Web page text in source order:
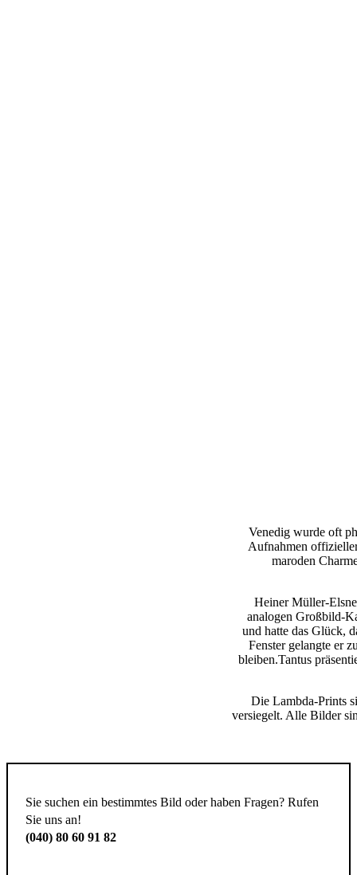
Venedig wurde oft
Aufnahmen
maroden
Heiner Müller-
analogen Großbild-
und hatte das Glück,
Fenster gelangte er
bleiben.Tantus
Die Lambda-Prints
versiegelt. Alle Bilder
Sie suchen ein bestimmtes Bild oder haben Fragen? Rufen
Sie uns an!
(040) 80 60 91 82